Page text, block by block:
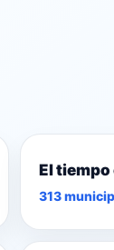
El tiempo
313